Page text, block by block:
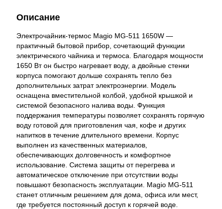
Описание
Электрочайник-термос Magio MG-511 1650W —
практичный бытовой прибор, сочетающий функции
электрического чайника и термоса. Благодаря мощности
1650 Вт он быстро нагревает воду, а двойные стенки
корпуса помогают дольше сохранять тепло без
дополнительных затрат электроэнергии. Модель
оснащена вместительной колбой, удобной крышкой и
системой безопасного налива воды. Функция
поддержания температуры позволяет сохранять горячую
воду готовой для приготовления чая, кофе и других
напитков в течение длительного времени. Корпус
выполнен из качественных материалов,
обеспечивающих долговечность и комфортное
использование. Система защиты от перегрева и
автоматическое отключение при отсутствии воды
повышают безопасность эксплуатации. Magio MG-511
станет отличным решением для дома, офиса или мест,
где требуется постоянный доступ к горячей воде.